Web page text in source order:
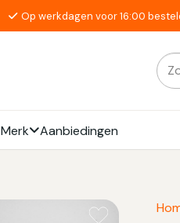
Op werkdagen voor 16:00
naar:
Als
Merk Aanbiedingen